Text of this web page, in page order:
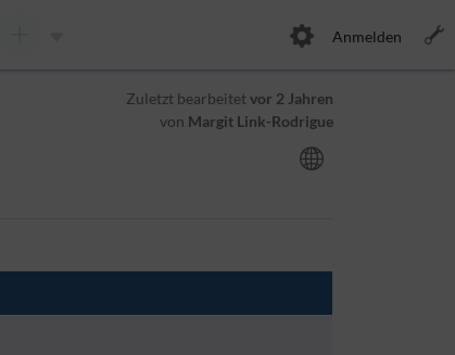
Anmelden
Zuletzt bearbeitetvor 2 Jahren
von Margit Link-Rodrigue